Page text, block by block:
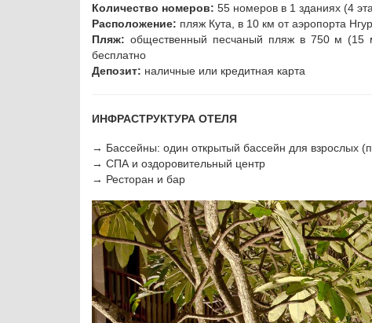
Количество номеров: 55 номеров в 1 зданиях (4
Расположение: пляж Кута, в 10 км от аэропорта
Пляж: общественный песчаный пляж в 750 м (15
бесплатно
Депозит: наличные или кредитная карта
ИНФРАСТРУКТУРА ОТЕЛЯ
→ Бассейны: один открытый бассейн для взрослых
→ СПА и оздоровительный центр
→ Ресторан и бар